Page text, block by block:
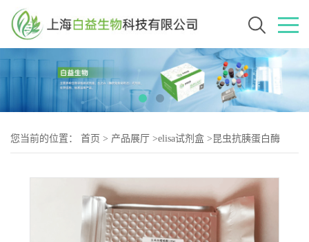
您当前的位置： 首页 > 产品展厅 >elisa试剂盒 > 昆虫抗胰蛋白酶